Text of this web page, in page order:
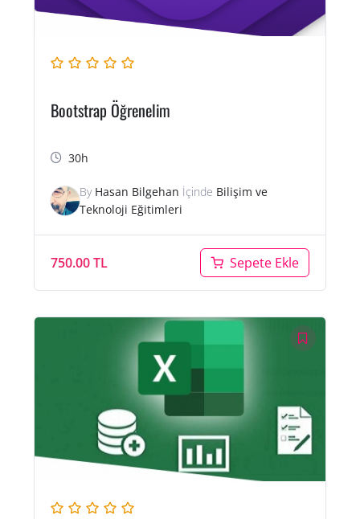
Bootstrap Öğrenelim
30h
By Hasan Bilgehan İçinde Bilişim ve
Teknoloji Eğitimleri
750.00TL Sepete Ekle